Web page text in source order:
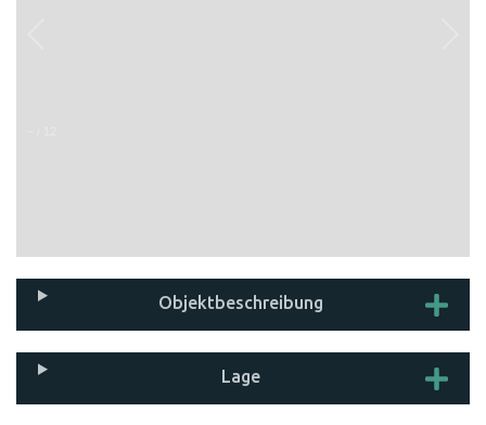
Objekt­beschreibung
Lage